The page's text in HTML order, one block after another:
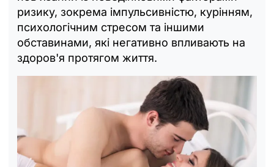
ризику, зокрема імпульсивністю, курінням,
психологічним стресом та іншими
обставинами, які негативно впливають на
здоров'я протягом життя.